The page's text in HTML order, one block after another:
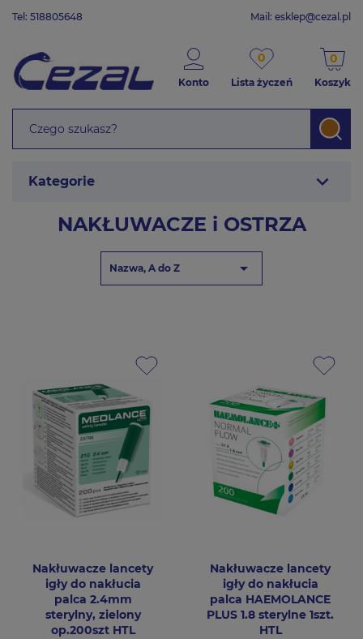
Tel: 518805648 Mail: esklep@cezal.pl
Konto
0
Lista życzeń
0
Koszyk
Kategorie expand_more
NAKŁUWACZE i OSTRZA
Nazwa, A do Z 
Nakłuwacze lancety
igły do nakłucia
palca 2.4mm
sterylny, zielony
op.200szt HTL
Nakłuwacze lancety
igły do nakłucia
palca HAEMOLANCE
PLUS 1.8 sterylne 1szt.
HTL